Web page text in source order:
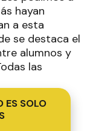
hayan
a esta
se destaca el
alumnos y
las
ES SOLO